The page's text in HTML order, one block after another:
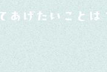
あげたいことは